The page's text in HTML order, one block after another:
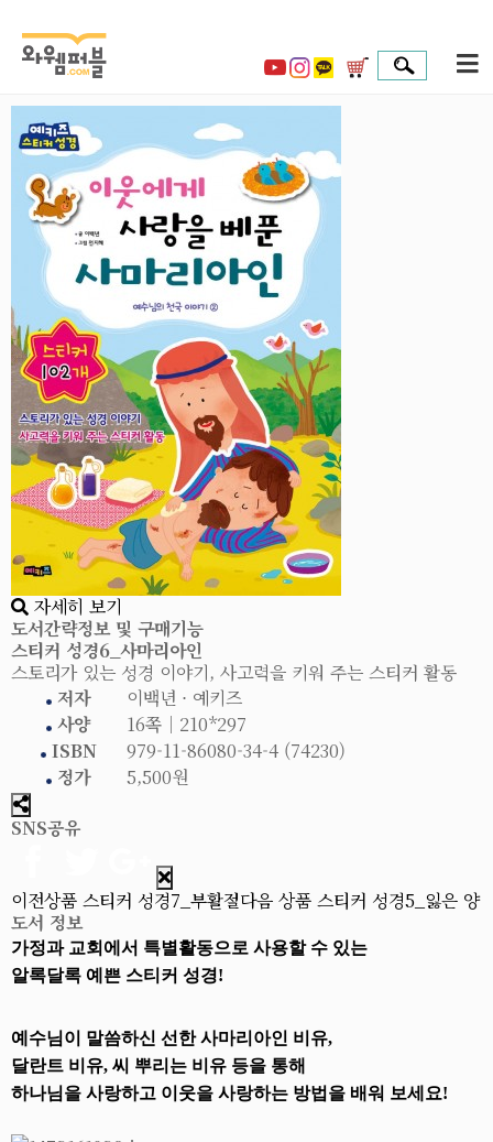
자세히 보기
도서간략정보 및 구매기능
스티커 성경6_사마리아인
스토리가 있는 성경 이야기, 사고력을 키워 주는 스티커 활동
저자
이백년 ⋅ 예키즈
사양
16쪽│210*297
ISBN
979-11-86080-34-4 (74230)
정가
5,500원
SNS공유
이전상품 스티커 성경7_부활절다음 상품 스티커 성경5_잃은 양
도서 정보
가정과 교회에서 특별활동으로 사용할 수 있는
알록달록 예쁜 스티커 성경!
예수님이 말씀하신 선한 사마리아인 비유,
달란트 비유, 씨 뿌리는 비유 등을 통해
하나님을 사랑하고 이웃을 사랑하는 방법을 배워 보세요!